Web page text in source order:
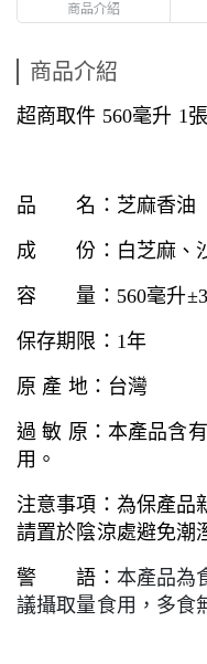
商品介紹
商品介紹
超商取件 560毫升 1
品 名：芝麻香油
成 份：白芝麻、
容 量：560毫升
保存期限：1年
原 產 地：台灣
過 敏 原：本產品含
用。
注意事項：為保產品
請置於陰涼處避免潮
警 語： 本產品為
議攝取量食用，多食